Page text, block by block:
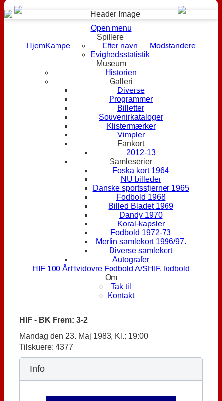
Open menu
HjemKampe
Spillere
Efter navn
Evighedsstatistik
Modstandere
Museum
Historien
Galleri
Diverse
Programmer
Billetter
Souvenirkataloger
Klistermærker
Vimpler
Fankort
2012-13
Samleserier
Foska kort 1964
NU billeder
Danske sportsstjerner 1965
Fodbold 1968
Billed Bladet 1969
Dandy 1970
Koral-kapsler
Fodbold 1972-73
Merlin samlekort 1996/97.
Diverse samlekort
Autografer
HIF 100 ÅrHvidovre Fodbold A/SHIF, fodbold
Om
Tak til
Kontakt
HIF - BK Frem: 3-2
Mandag den 23. Maj 1983, Kl.: 19:00
Tilskuere: 4377
Info